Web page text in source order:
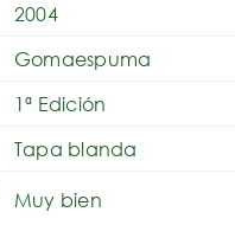
2004
Gomaespuma
1ª Edición
Tapa blanda
Muy bien